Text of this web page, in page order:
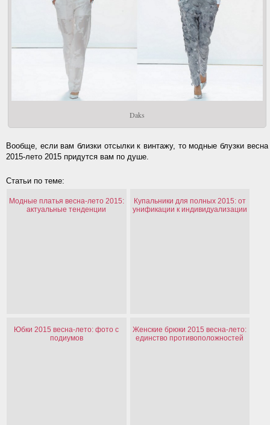
Daks
Вообще, если вам близки отсылки к винтажу, то модные блузки весна
2015-лето 2015 придутся вам по душе.
Статьи по теме:
Модные платья весна-лето 2015:
актуальные тенденции
Купальники для полных 2015: от
унификации к индивидуализации
Юбки 2015 весна-лето: фото с
подиумов
Женские брюки 2015 весна-лето:
единство противоположностей